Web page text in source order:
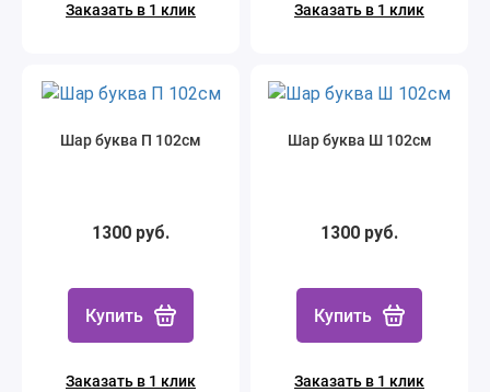
Заказать в 1 клик Заказать в 1 клик
Шар буква П 102см
1300 руб.
Купить
Заказать в 1 клик
Шар буква Ш 102см
1300 руб.
Купить
Заказать в 1 клик